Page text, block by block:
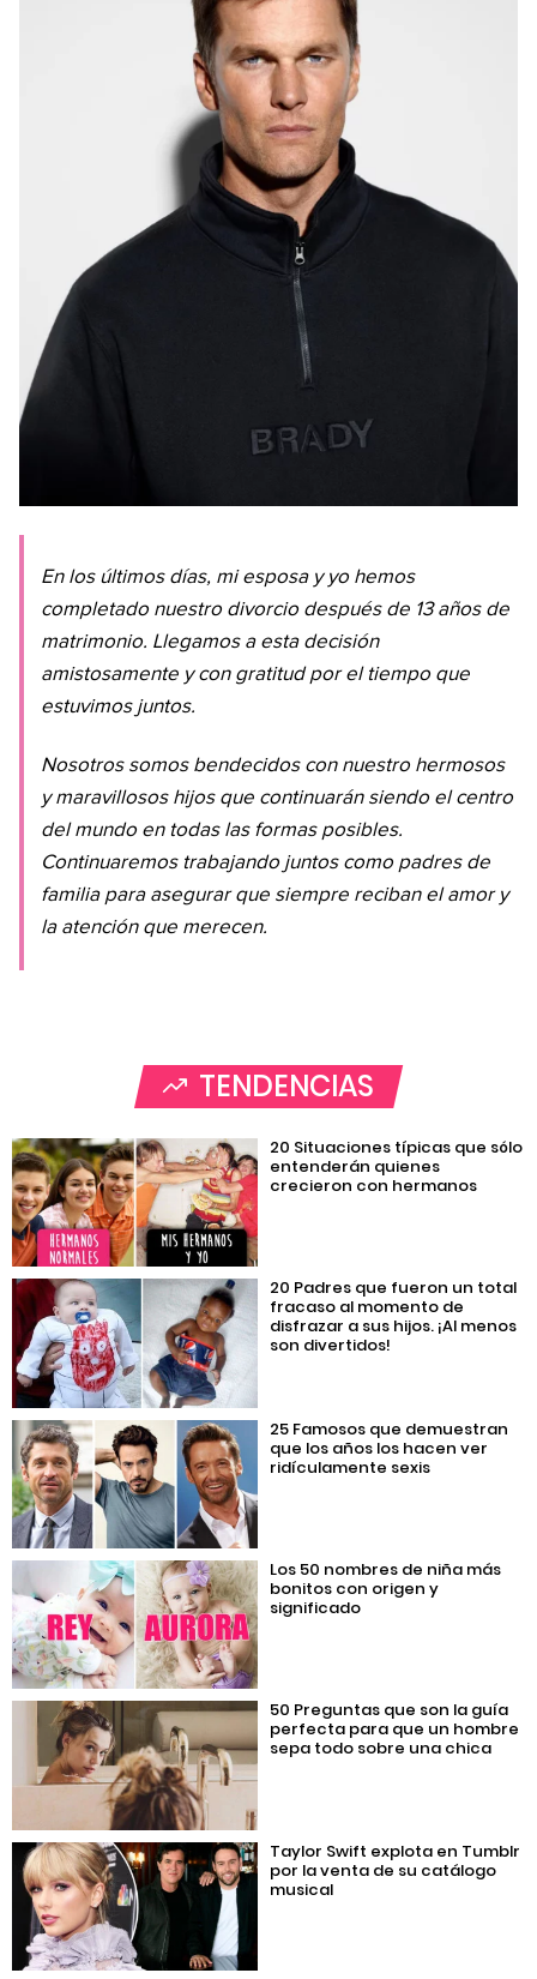
En los últimos días, mi esposa y yo hemos
completado nuestro divorcio después de 13 años de
matrimonio. Llegamos a esta decisión
amistosamente y con gratitud por el tiempo que
estuvimos juntos.
Nosotros somos bendecidos con nuestro hermosos
y maravillosos hijos que continuarán siendo el centro
del mundo en todas las formas posibles.
Continuaremos trabajando juntos como padres de
familia para asegurar que siempre reciban el amor y
la atención que merecen.
TENDENCIAS
20 Situaciones típicas que sólo
entenderán quienes
crecieron con hermanos
20 Padres que fueron un total
fracaso al momento de
disfrazar a sus hijos. ¡Al menos
son divertidos!
25 Famosos que demuestran
que los años los hacen ver
ridículamente sexis
Los 50 nombres de niña más
bonitos con origen y
significado
50 Preguntas que son la guía
perfecta para que un hombre
sepa todo sobre una chica
Taylor Swift explota en Tumblr
por la venta de su catálogo
musical